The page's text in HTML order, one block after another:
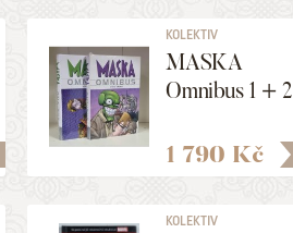
KOLEKTIV
MASKA
Omnibus 1 + 2
1 790 Kč
KOLEKTIV